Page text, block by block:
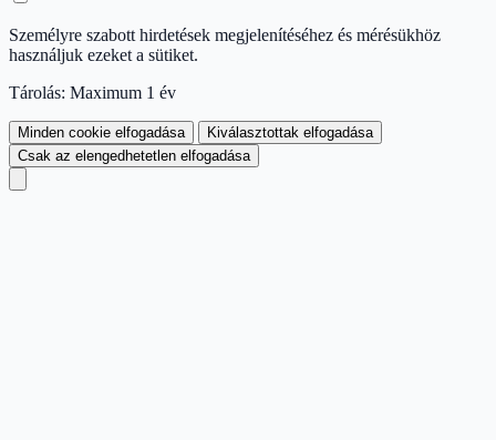
Személyre szabott hirdetések megjelenítéséhez és mérésükhöz
használjuk ezeket a sütiket.
Tárolás: Maximum 1 év
Minden cookie elfogadása
Kiválasztottak elfogadása
Csak az elengedhetetlen elfogadása